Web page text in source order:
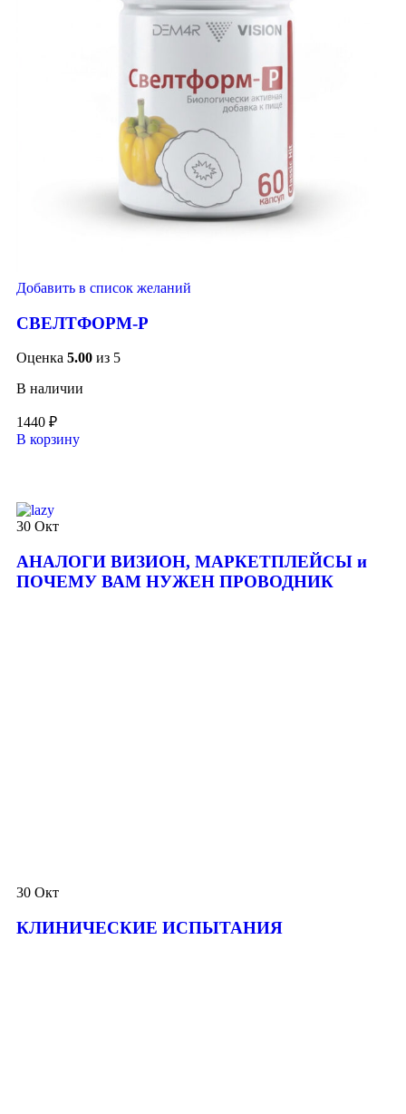
Добавить в список желаний
СВЕЛТФОРМ-Р
Оценка 5.00 из 5
В наличии
1440 ₽
В корзину
30 Окт
АНАЛОГИ ВИЗИОН, МАРКЕТПЛЕЙСЫ и
ПОЧЕМУ ВАМ НУЖЕН ПРОВОДНИК
30 Окт
КЛИНИЧЕСКИЕ ИСПЫТАНИЯ